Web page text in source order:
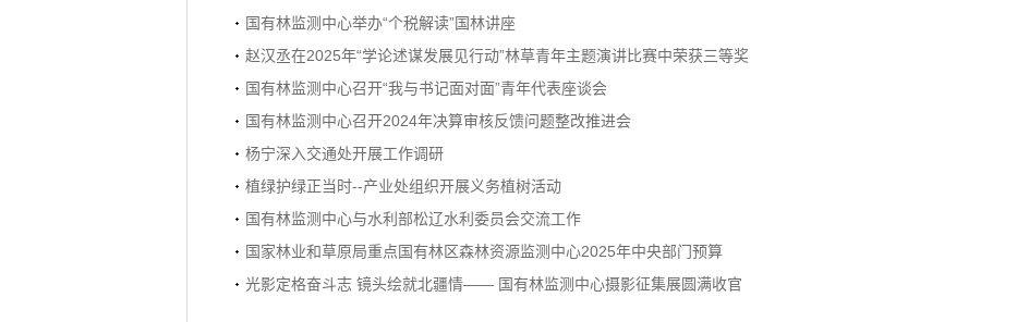
国有林监测中心举办“个税解读”国林讲座
赵汉丞在2025年“学论述谋发展见行动”林草青年主题演讲比赛中荣获三等奖
国有林监测中心召开“我与书记面对面”青年代表座谈会
国有林监测中心召开2024年决算审核反馈问题整改推进会
杨宁深入交通处开展工作调研
植绿护绿正当时--产业处组织开展义务植树活动
国有林监测中心与水利部松辽水利委员会交流工作
国家林业和草原局重点国有林区森林资源监测中心2025年中央部门预算
光影定格奋斗志 镜头绘就北疆情—— 国有林监测中心摄影征集展圆满收官